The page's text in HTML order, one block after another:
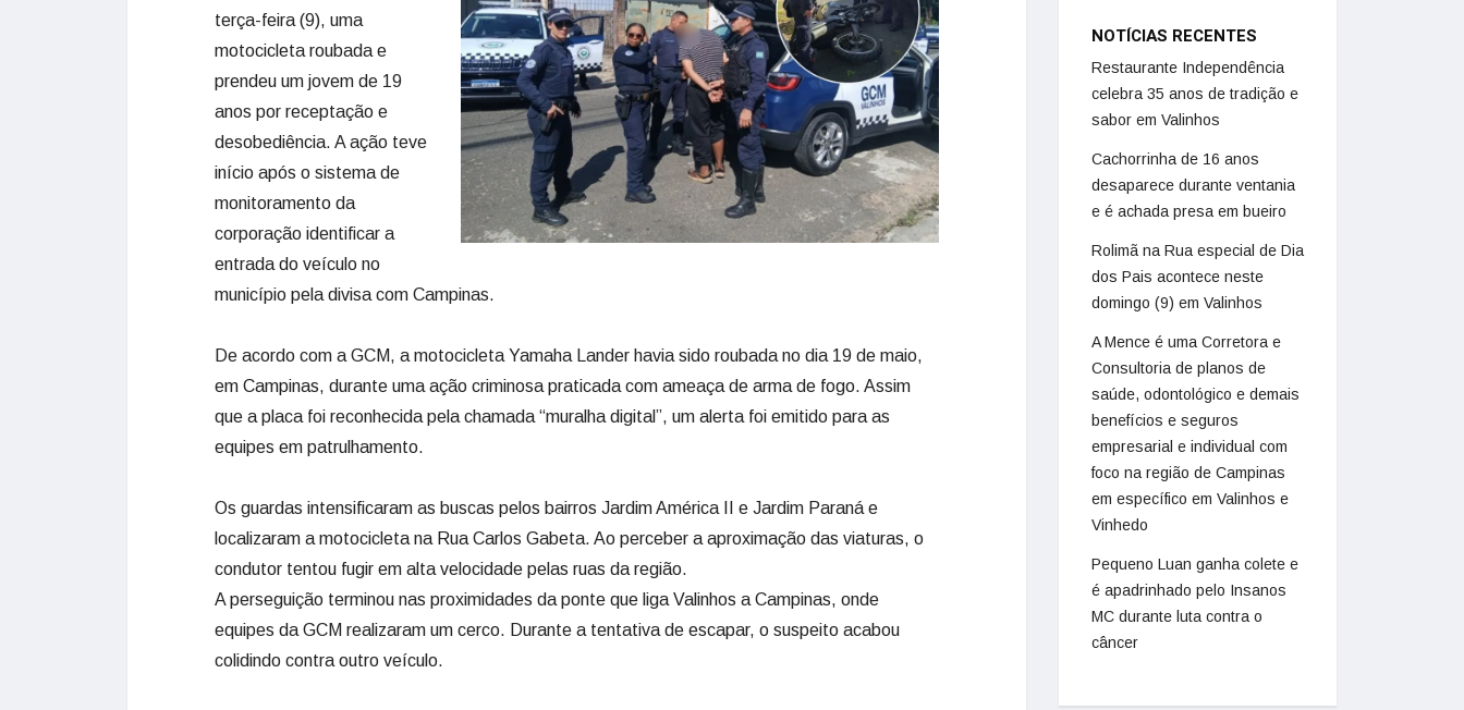
terça-feira (9), uma
motocicleta roubada e
prendeu um jovem de 19
anos por receptação e
desobediência. A ação teve
início após o sistema de
monitoramento da
corporação identificar a
entrada do veículo no
município pela divisa com Campinas.
De acordo com a GCM, a motocicleta Yamaha Lander havia sido roubada no dia 19 de maio,
em Campinas, durante uma ação criminosa praticada com ameaça de arma de fogo. Assim
que a placa foi reconhecida pela chamada “muralha digital”, um alerta foi emitido para as
equipes em patrulhamento.
Os guardas intensificaram as buscas pelos bairros Jardim América II e Jardim Paraná e
localizaram a motocicleta na Rua Carlos Gabeta. Ao perceber a aproximação das viaturas, o
condutor tentou fugir em alta velocidade pelas ruas da região.
A perseguição terminou nas proximidades da ponte que liga Valinhos a Campinas, onde
equipes da GCM realizaram um cerco. Durante a tentativa de escapar, o suspeito acabou
colidindo contra outro veículo.
NOTÍCIAS RECENTES
Restaurante Independência
celebra 35 anos de tradição e
sabor em Valinhos
Cachorrinha de 16 anos
desaparece durante ventania
e é achada presa em bueiro
Rolimã na Rua especial de Dia
dos Pais acontece neste
domingo (9) em Valinhos
A Mence é uma Corretora e
Consultoria de planos de
saúde, odontológico e demais
benefícios e seguros
empresarial e individual com
foco na região de Campinas
em específico em Valinhos e
Vinhedo
Pequeno Luan ganha colete e
é apadrinhado pelo Insanos
MC durante luta contra o
câncer